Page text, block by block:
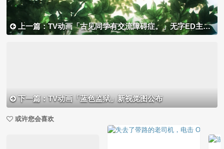
上一篇：TV动画「古见同学有交流障碍症。」无字ED主题曲动画公布
下一篇：TV动画「蓝色监狱」新视觉图公布
或许您会喜欢